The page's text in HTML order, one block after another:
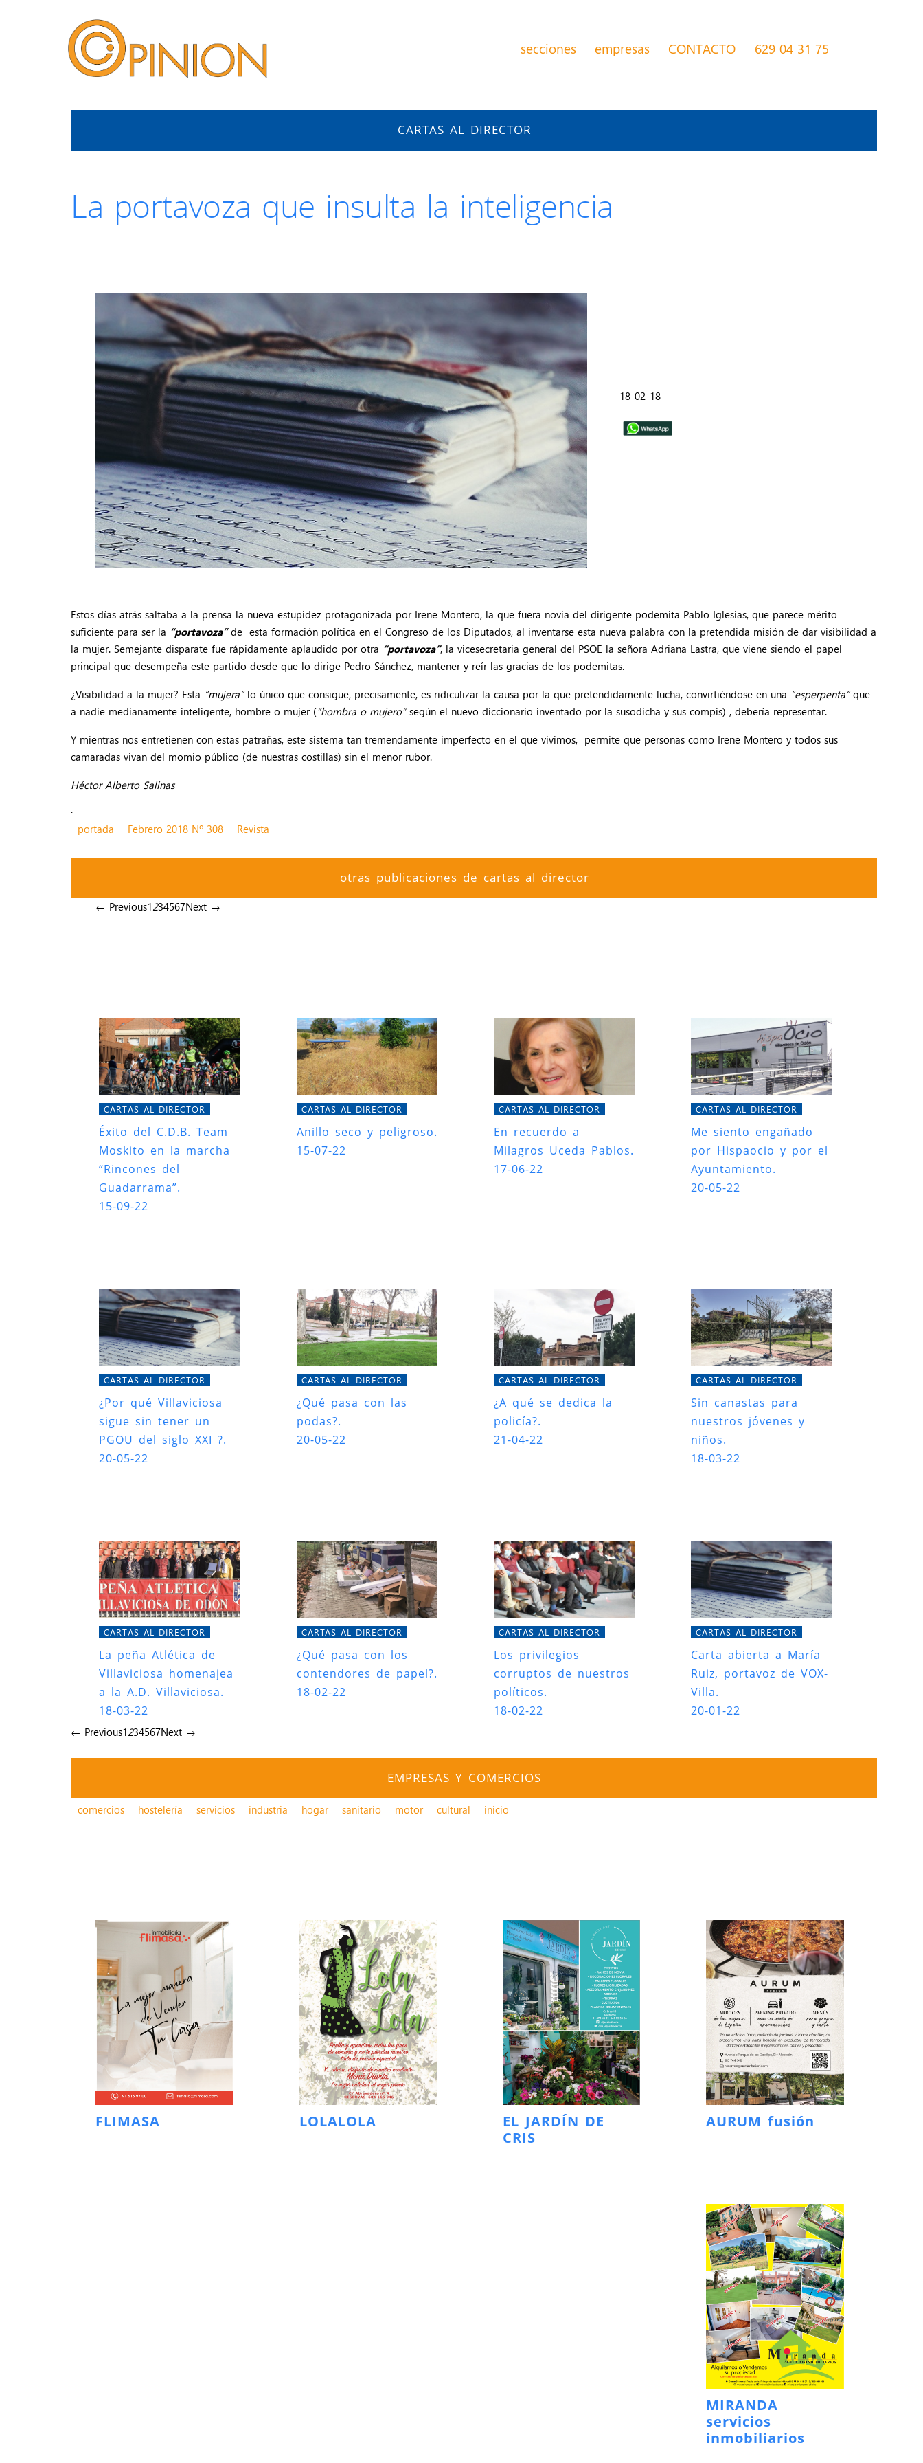
secciones empresas CONTACTO 629 04 31 75
CARTAS AL DIRECTOR
La portavoza que insulta la inteligencia
18-02-18
Estos días atrás saltaba a la prensa la nueva estupidez protagonizada por Irene Montero, la que fuera novia del dirigente podemita Pablo Iglesias, que parece mérito
suficiente para ser la “portavoza”de esta formación política en el Congreso de los Diputados, al inventarse esta nueva palabra con la pretendida misión de dar visibilidad a
la mujer. Semejante disparate fue rápidamente aplaudido por otra “portavoza”, la vicesecretaria general del PSOE la señora Adriana Lastra, que viene siendo el papel
principal que desempeña este partido desde que lo dirige Pedro Sánchez, mantener y reír las gracias de los podemitas.
¿Visibilidad a la mujer? Esta “mujera”lo único que consigue, precisamente, es ridiculizar la causa por la que pretendidamente lucha, convirtiéndose en una “esperpenta”que
a nadie medianamente inteligente, hombre o mujer (“hombra o mujero”según el nuevo diccionario inventado por la susodicha y sus compis) , debería representar.
Y mientras nos entretienen con estas patrañas, este sistema tan tremendamente imperfecto en el que vivimos, permite que personas como Irene Montero y todos sus
camaradas vivan del momio público (de nuestras costillas) sin el menor rubor.
Héctor Alberto Salinas
.
portada
Febrero 2018 Nº 308 Revista
otras publicaciones de cartas al director
← Previous1234567Next →
CARTAS AL DIRECTOR
Éxito del C.D.B. Team
Moskito en la marcha
“Rincones del
Guadarrama”.
15-09-22
CARTAS AL DIRECTOR
Anillo seco y peligroso.
15-07-22
CARTAS AL DIRECTOR
En recuerdo a
Milagros Uceda Pablos.
17-06-22
CARTAS AL DIRECTOR
Me siento engañado
por Hispaocio y por el
Ayuntamiento.
20-05-22
CARTAS AL DIRECTOR
¿Por qué Villaviciosa
sigue sin tener un
PGOU del siglo XXI ?.
20-05-22
CARTAS AL DIRECTOR
¿Qué pasa con las
podas?.
20-05-22
CARTAS AL DIRECTOR
¿A qué se dedica la
policía?.
21-04-22
CARTAS AL DIRECTOR
Sin canastas para
nuestros jóvenes y
niños.
18-03-22
CARTAS AL DIRECTOR
La peña Atlética de
Villaviciosa homenajea
a la A.D. Villaviciosa.
18-03-22
CARTAS AL DIRECTOR
¿Qué pasa con los
contendores de papel?.
18-02-22
CARTAS AL DIRECTOR
Los privilegios
corruptos de nuestros
políticos.
18-02-22
CARTAS AL DIRECTOR
Carta abierta a María
Ruiz, portavoz de VOX-
Villa.
20-01-22
← Previous1234567Next →
EMPRESAS Y COMERCIOS
comercios hostelería servicios industria hogar sanitario motor cultural inicio
FLIMASA LOLALOLA
EL JARDÍN DE
CRIS
AURUM fusión
MIRANDA
servicios
inmobiliarios